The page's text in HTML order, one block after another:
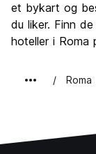
Verdi for
et bykart og
du liker. Finn
hoteller i Roma
Roma